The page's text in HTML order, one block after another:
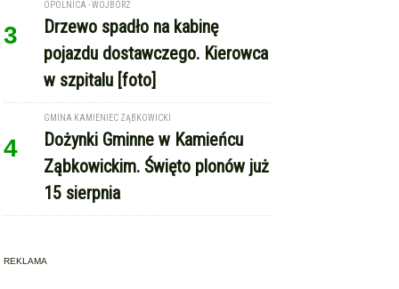
3
OPOLNICA - WOJBÓRZ
Drzewo spadło na kabinę
pojazdu dostawczego. Kierowca
w szpitalu [foto]
4
GMINA KAMIENIEC ZĄBKOWICKI
Dożynki Gminne w Kamieńcu
Ząbkowickim. Święto plonów już
15 sierpnia
REKLAMA